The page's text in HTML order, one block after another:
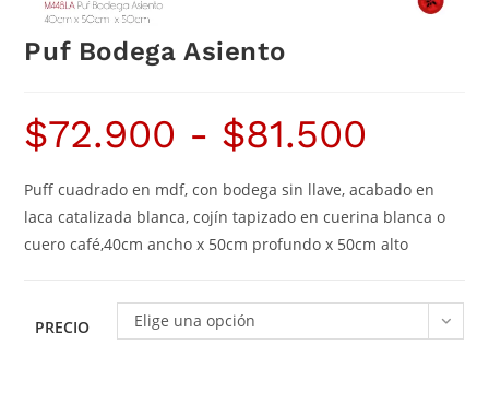
Puf Bodega Asiento
$72.900 - $81.500
Puff cuadrado en mdf, con bodega sin llave, acabado en
laca catalizada blanca, cojín tapizado en cuerina blanca o
cuero café,40cm ancho x 50cm profundo x 50cm alto
PRECIO Elige una opción